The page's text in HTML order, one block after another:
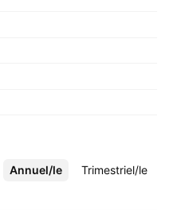
Annuel/le Trimestriel/le
Plus